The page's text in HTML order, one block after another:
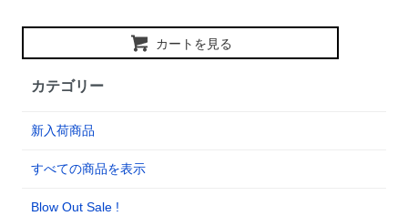
カートを見る
カテゴリー
新入荷商品
すべての商品を表示
Blow Out Sale !